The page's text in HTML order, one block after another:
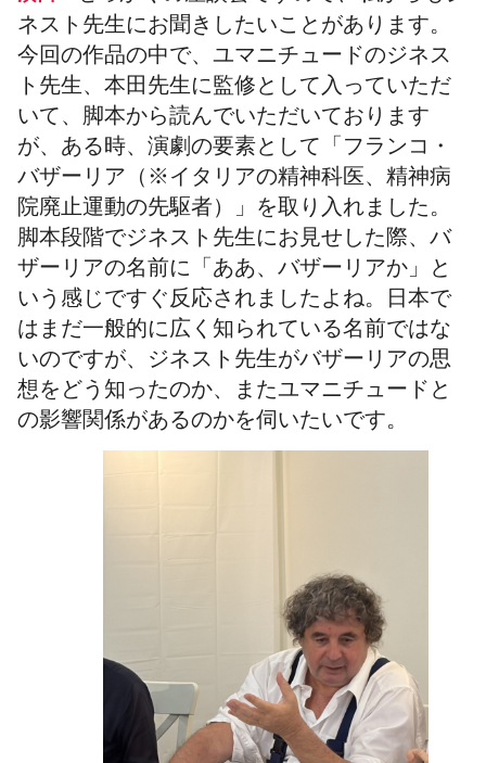
ネスト先生にお聞きしたいことがあります。
今回の作品の中で、ユマニチュードのジネス
ト先生、本田先生に監修として入っていただ
いて、脚本から読んでいただいております
が、ある時、演劇の要素として「フランコ・
バザーリア（※イタリアの精神科医、精神病
院廃止運動の先駆者）」を取り入れました。
脚本段階でジネスト先生にお見せした際、バ
ザーリアの名前に「ああ、バザーリアか」と
いう感じですぐ反応されましたよね。日本で
はまだ一般的に広く知られている名前ではな
いのですが、ジネスト先生がバザーリアの思
想をどう知ったのか、またユマニチュードと
の影響関係があるのかを伺いたいです。